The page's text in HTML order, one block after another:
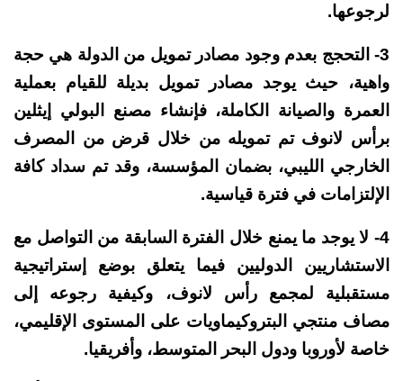
لرجوعها.
3- التحجج بعدم وجود مصادر تمويل من الدولة هي حجة
واهية، حيث يوجد مصادر تمويل بديلة للقيام بعملية
العمرة والصيانة الكاملة، فإنشاء مصنع البولي إيثلين
برأس لانوف تم تمويله من خلال قرض من المصرف
الخارجي الليبي، بضمان المؤسسة، وقد تم سداد كافة
الإلتزامات في فترة قياسية.
4- لا يوجد ما يمنع خلال الفترة السابقة من التواصل مع
الاستشاريين الدوليين فيما يتعلق بوضع إستراتيجية
مستقبلية لمجمع رأس لانوف، وكيفية رجوعه إلى
مصاف منتجي البتروكيماويات على المستوى الإقليمي،
خاصة لأوروبا ودول البحر المتوسط، وأفريقيا.